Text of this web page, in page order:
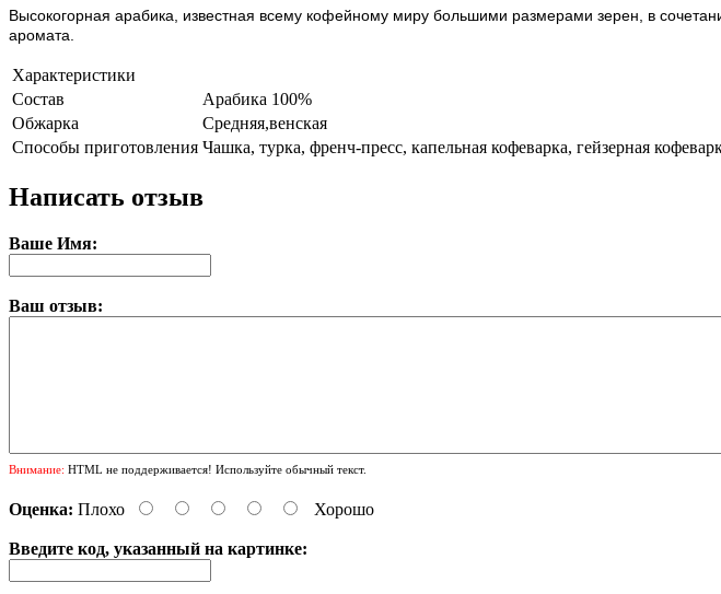
Высокогорная арабика, известная всему кофейному миру большими размерами зерен, в
аромата.
Характеристики
Состав
Арабика 100%
Обжарка
Средняя,венская
Способы приготовления Чашка, турка, френч-пресс, капельная кофеварка, гейзерная
Написать отзыв
Ваше Имя:
Ваш отзыв:
Внимание: HTML не поддерживается! Используйте обычный текст.
Оценка: Плохо Хорошо
Введите код, указанный на картинке: